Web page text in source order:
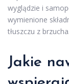
wyglądzie i
wymienione
tłuszczu z brzucha.
Jakie